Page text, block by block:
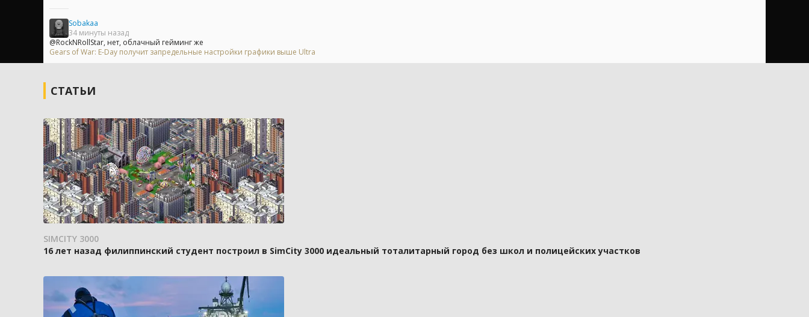
Sobakaa
34 минуты назад
@RockNRollStar, нет, облачный гейминг же
Gears of War: E-Day получит запредельные настройки графики выше Ultra
СТАТЬИ
SIMCITY 3000
16 лет назад филиппинский студент построил в SimCity 3000 идеальный тоталитарный город без школ и полицейских участков